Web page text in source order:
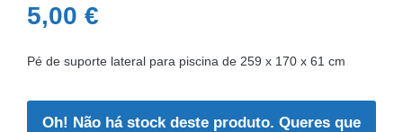
5,00 €
Pé de suporte lateral para piscina de 259 x 170 x 61 cm
Oh! Não há stock deste produto. Queres que